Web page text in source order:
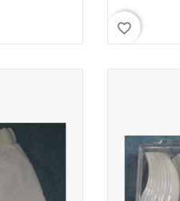
favorite_border